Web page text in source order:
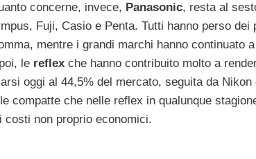
concerne, invece, Panasonic, resta al
Fuji, Casio e Penta. Tutti hanno perso dei
mentre i grandi marchi hanno continuato
le reflex che hanno contribuito molto a
oggi al 44,5% del mercato, seguita da Nikon
compatte che nelle reflex in qualunque
costi non proprio economici.